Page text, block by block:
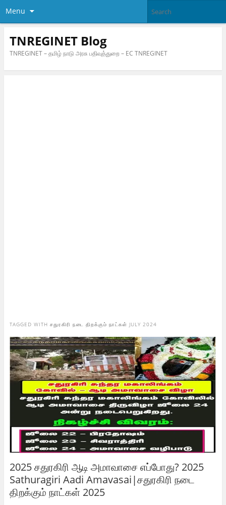
Menu
TNREGINET Blog
TNREGINET – தமிழ் நாடு அரசு பதிவுத்துறை – EC TNREGINET
TAGGED WITH சதுரகிரி நடை திறக்கும் நாட்கள் JULY 2024
2025 சதுரகிரி ஆடி அமாவாசை எப்போது? 2025
Sathuragiri Aadi Amavasai|சதுரகிரி நடை
திறக்கும் நாட்கள் 2025